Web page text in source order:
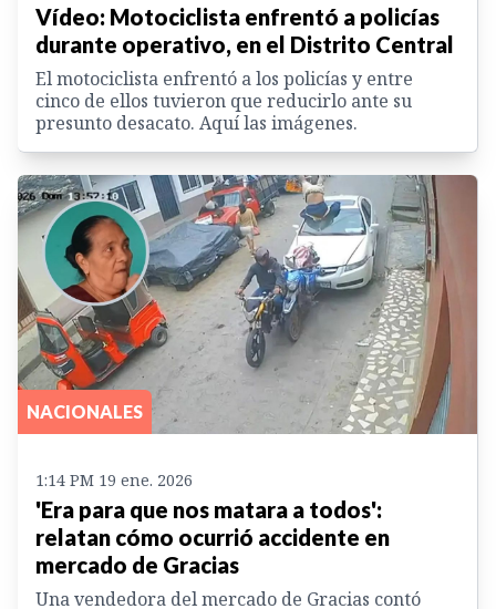
Vídeo: Motociclista enfrentó a policías
durante operativo, en el Distrito Central
El motociclista enfrentó a los policías y entre
cinco de ellos tuvieron que reducirlo ante su
presunto desacato. Aquí las imágenes.
NACIONALES
1:14 PM 19 ene. 2026
'Era para que nos matara a todos':
relatan cómo ocurrió accidente en
mercado de Gracias
Una vendedora del mercado de Gracias contó